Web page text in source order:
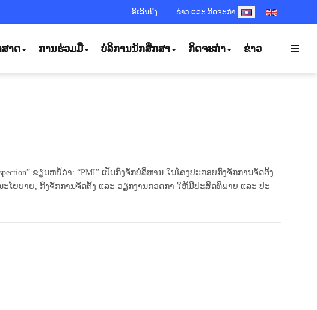
ອີເລີນນີ້ງ ຂ່າວ ແລະ ກິດຈະກຳSELECT YOUR
ສາດ ການຮ່ວມມື ບໍລິການນັກສຶກສາ ກິດຈະກຳ ຂ່າວ
ຂຽນຫຍໍ້ວ່າ: “PMI” ເປັນກົງຈັກບໍລິຫານ ໃນໂຄງປະກອບກົງຈັກການຈັດຕັ້ງ
ໂຍບາຍ, ກົງຈັກການຈັດຕັ້ງ ແລະ ວຽກງານກວດກາ ໃຫ້ມີປະສິດທິພາບ ແລະ ປະ